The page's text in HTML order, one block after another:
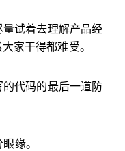
量试着去理解产品经
家干得都难受。
的代码的最后一道防
缘。